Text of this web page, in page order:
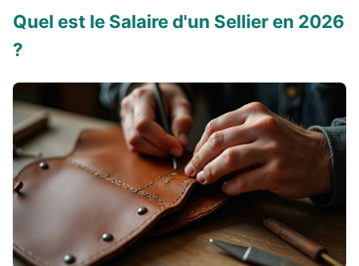
Quel est le Salaire d'un Sellier en 2026
?